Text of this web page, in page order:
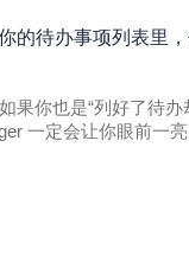
的待办事项列表里
果你也是“列好了待
一定会让你眼前一